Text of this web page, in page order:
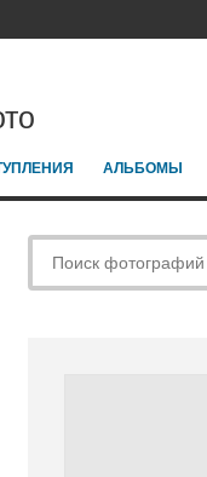
АЛЬБОМЫ